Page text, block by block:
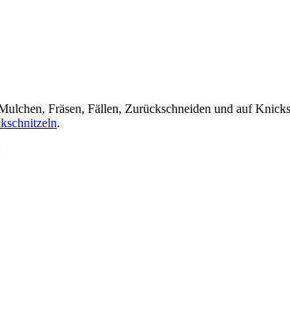
Fräsen, Fällen, Zurückschneiden und auf
.